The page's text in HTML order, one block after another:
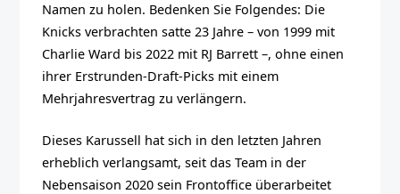
Namen zu holen. Bedenken Sie Folgendes: Die
Knicks verbrachten satte 23 Jahre – von 1999 mit
Charlie Ward bis 2022 mit RJ Barrett –, ohne einen
ihrer Erstrunden-Draft-Picks mit einem
Mehrjahresvertrag zu verlängern.
Dieses Karussell hat sich in den letzten Jahren
erheblich verlangsamt, seit das Team in der
Nebensaison 2020 sein Frontoffice überarbeitet